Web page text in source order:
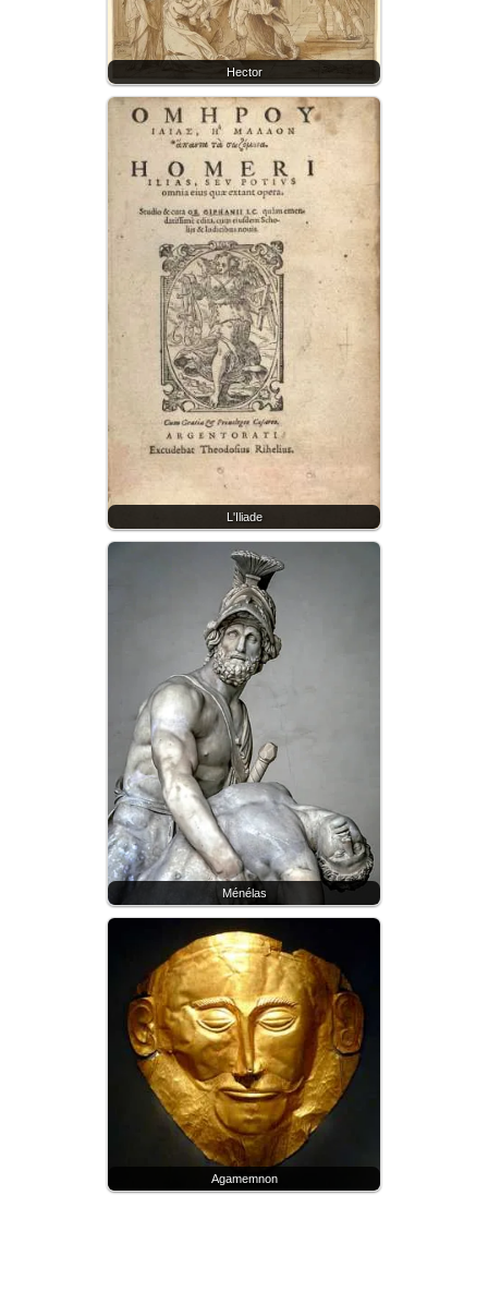
Hector
L'Iliade
Ménélas
Agamemnon